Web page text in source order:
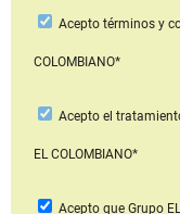
Aceptotérminos y
COLOMBIANO*
Acepto el
EL COLOMBIANO*
Acepto que Grupo